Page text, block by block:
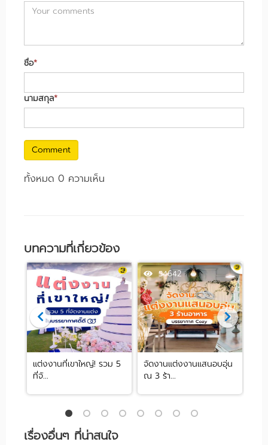
ชื่อ*
นามสกุล*
Comment
ทั้งหมด 0 ความเห็น
บทความที่เกี่ยวข้อง
63892
แต่งงานที่เขาใหญ่! รวม 5
ที่จั...
54642
จัดงานแต่งงานแสนอบอุ่น
ณ 3 ร้า...
เรื่องอื่นๆ ที่น่าสนใจ